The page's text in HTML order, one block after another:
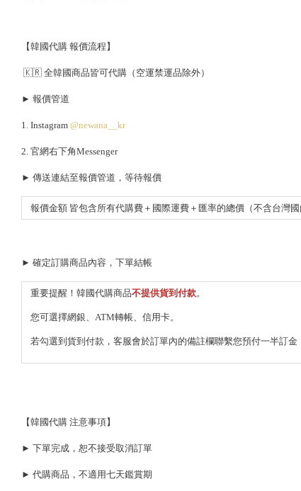
【韓國代購 報價流程】
🇰🇷 全韓國商品皆可代購（空運禁運品除外）
► 報價管道
1. Instagram @newana__kr
2. 官網右下角Messenger
► 傳送連結至報價管道，等待報價
報價金額 皆包含所有代購費＋國際運費＋匯率的總價（不含台灣國
► 確定訂購商品內容，下單結帳
重要提醒！韓國代購商品不提供貨到付款。
您可選擇網銀、ATM轉帳、信用卡。
若勾選到貨到付款，客服會於訂單內的備註欄聯繫您預付一半訂金
【韓國代購 注意事項】
► 下單完成，恕不接受取消訂單
► 代購商品，不適用七天鑑賞期